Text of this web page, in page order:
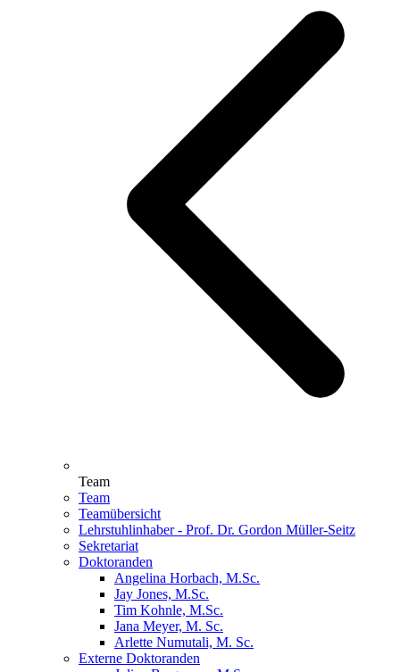
Team
Team
Teamübersicht
Lehrstuhlinhaber - Prof. Dr. Gordon Müller-Seitz
Sekretariat
Doktoranden
Angelina Horbach, M.Sc.
Jay Jones, M.Sc.
Tim Kohnle, M.Sc.
Jana Meyer, M. Sc.
Arlette Numutali, M. Sc.
Externe Doktoranden